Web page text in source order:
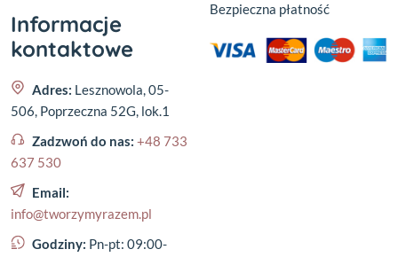
Informacje
kontaktowe
Adres: Lesznowola, 05-
506, Poprzeczna 52G, lok.1
Zadzwoń do nas: +48 733
637 530
Email:
info@tworzymyrazem.pl
Godziny: Pn-pt: 09:00-
Bezpieczna płatność